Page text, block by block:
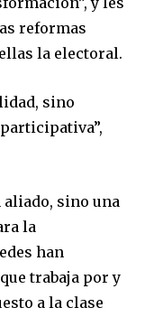
reformas
la electoral.
sino
aliado, sino una
la
han
trabaja por y
a la clase